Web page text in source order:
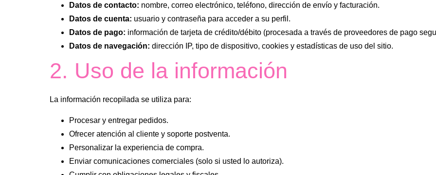
Datos de contacto: nombre, correo electrónico, teléfono, dirección de envío y facturación.
Datos de cuenta: usuario y contraseña para acceder a su perfil.
Datos de pago: información de tarjeta de crédito/débito (procesada a través de proveedores de pago
Datos de navegación: dirección IP, tipo de dispositivo, cookies y estadísticas de uso del sitio.
2. Uso de la información
La información recopilada se utiliza para:
Procesar y entregar pedidos.
Ofrecer atención al cliente y soporte postventa.
Personalizar la experiencia de compra.
Enviar comunicaciones comerciales (solo si usted lo autoriza).